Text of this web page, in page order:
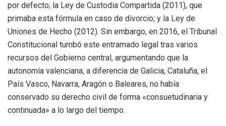
por defecto; la Ley de Custodia Compartida (2011), que
primaba esta fórmula en caso de divorcio; y la Ley de
Uniones de Hecho (2012). Sin embargo, en 2016, el Tribunal
Constitucional tumbó este entramado legal tras varios
recursos del Gobierno central, argumentando que la
autonomía valenciana, a diferencia de Galicia, Cataluña, el
País Vasco, Navarra, Aragón o Baleares, no había
conservado su derecho civil de forma «consuetudinaria y
continuada» a lo largo del tiempo.